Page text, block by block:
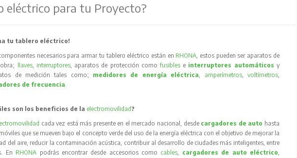
eléctrico para tu Proyecto?
tu tablero eléctrico!
necesarios para armar tu tablero eléctrico están en RHONA, estos pueden ser aparatos de
llaves, interruptores, aparatos de protección comofusibles e interruptores automáticos y
de medición tales como; medidores de energía eléctrica, amperímetros, voltímetros,
de frecuencia.
son los beneficios de la electromovilidad ?
cada vez está más presente en el mercado nacional, desde cargadores de auto hasta
que se mueven bajo el concepto verde del uso de la energía eléctrica con el objetivo de mejorar la
del aire, reducir la contaminación acústica, contribuir al desarrollo de ciudades más inteligentes, entre
En RHONA podrás encontrar desde accesorios como cables, cargadores de auto eléctrico,